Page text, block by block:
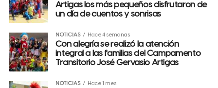
Artigas los más pequeños disfrutaron de
un día de cuentos y sonrisas
NOTICIAS Hace 4 semanas
Con alegría se realizó la atención
integral a las familias del Campamento
Transitorio José Gervasio Artigas
NOTICIAS Hace 1 mes